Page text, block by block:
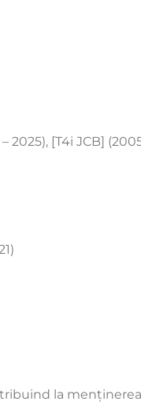
2025), [T4i JCB]
la